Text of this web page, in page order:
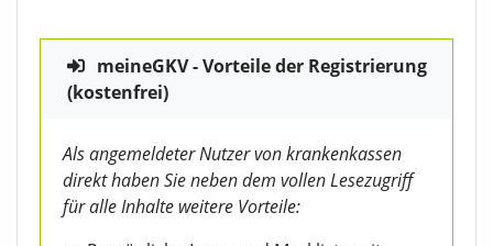
meineGKV - Vorteile der Registrierung
(kostenfrei)
Als angemeldeter Nutzer von krankenkassen
direkt haben Sie neben dem vollen Lesezugriff
für alle Inhalte weitere Vorteile: